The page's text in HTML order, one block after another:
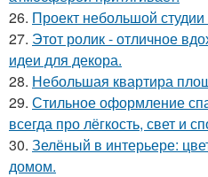
26. Проект небольшой
27. Этот ролик - отличное
идеи для декора.
28. Небольшая квартира
29. Стильное оформление
всегда про лёгкость, свет и
30. Зелёный в интерьере:
домом.